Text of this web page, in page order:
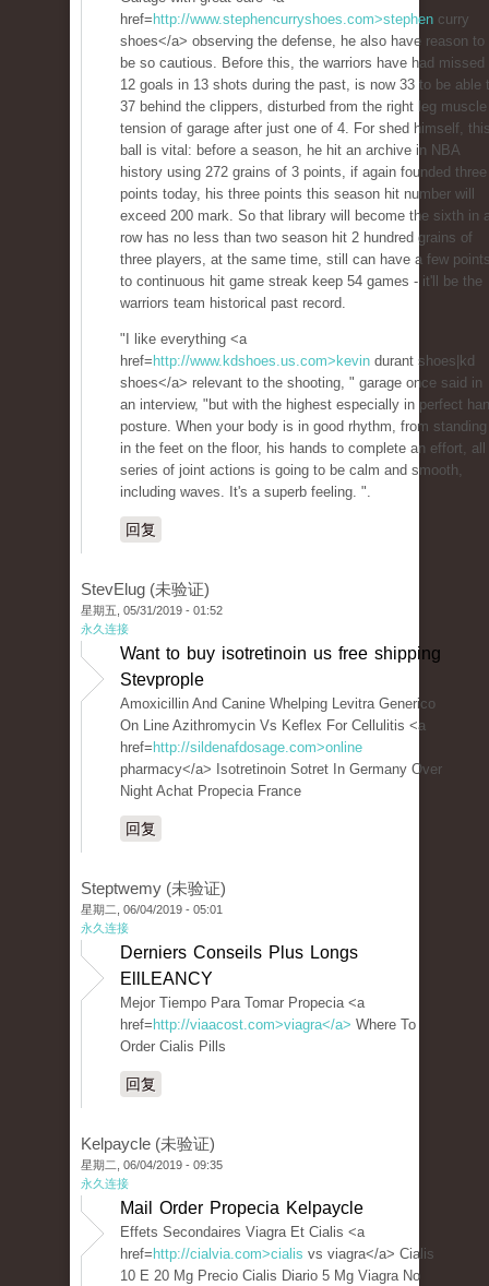
href= http://www.stephencurryshoes.com>stephen curry
shoes</a> observing the defense, he also have reason to
be so cautious. Before this, the warriors have had missed
12 goals in 13 shots during the past, is now 33 to be able
37 behind the clippers, disturbed from the right leg muscle
tension of garage after just one of 4. For shed himself,
ball is vital: before a season, he hit an archive in NBA
history using 272 grains of 3 points, if again founded three
points today, his three points this season hit number will
exceed 200 mark. So that library will become the sixth in
row has no less than two season hit 2 hundred grains of
three players, at the same time, still can have a few
to continuous hit game streak keep 54 games - it'll be the
warriors team historical past record.
"I like everything <a
href= http://www.kdshoes.us.com>kevin durant shoes|kd
shoes</a> relevant to the shooting, " garage once said in
an interview, "but with the highest especially in perfect
posture. When your body is in good rhythm, from standing
in the feet on the floor, his hands to complete an effort, all
series of joint actions is going to be calm and smooth,
including waves. It's a superb feeling. ".
回复
StevElug (未验证)
星期五, 05/31/2019 - 01:52
永久连接
Want to buy isotretinoin us free shipping
Stevprople
Amoxicillin And Canine Whelping Levitra Generico
On Line Azithromycin Vs Keflex For Cellulitis <a
href= http://sildenafdosage.com>online
pharmacy</a> Isotretinoin Sotret In Germany Over
Night Achat Propecia France
回复
Steptwemy (未验证)
星期二, 06/04/2019 - 05:01
永久连接
Derniers Conseils Plus Longs
EllLEANCY
Mejor Tiempo Para Tomar Propecia <a
href= http://viaacost.com>viagra</a> Where To
Order Cialis Pills
回复
Kelpaycle (未验证)
星期二, 06/04/2019 - 09:35
永久连接
Mail Order Propecia Kelpaycle
Effets Secondaires Viagra Et Cialis <a
href= http://cialvia.com>cialis vs viagra</a> Cialis
10 E 20 Mg Precio Cialis Diario 5 Mg Viagra No